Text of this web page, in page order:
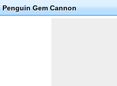
Penguin Gem Cannon